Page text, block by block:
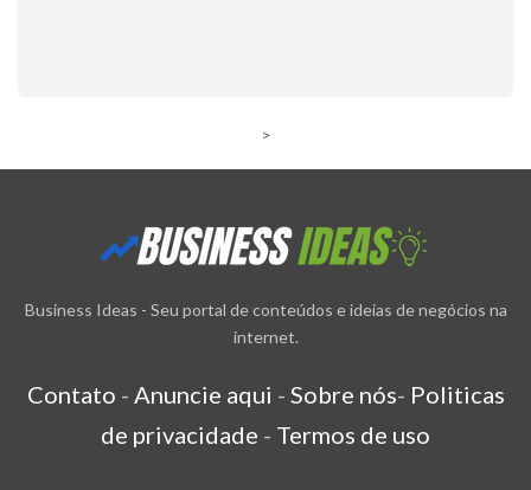
>
Business Ideas - Seu portal de conteúdos e ideias de negócios na
internet.
Contato - Anuncie aqui - Sobre nós- Politicas
de privacidade - Termos de uso